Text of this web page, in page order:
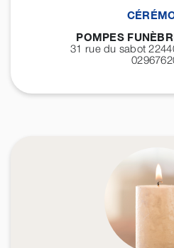
POMPES
31 rue du sabot